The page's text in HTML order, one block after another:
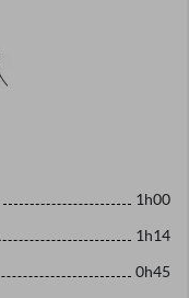
1h00
1h14
0h45